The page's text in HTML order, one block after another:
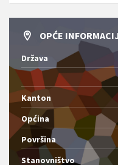
OPĆE
Država
Kanton
Općina
Površina
Stanovništvo